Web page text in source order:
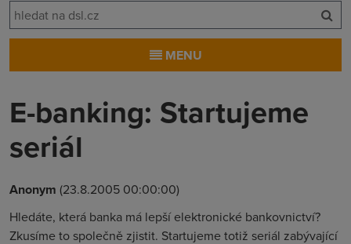
MENU
E-banking: Startujeme
seriál
Anonym (23.8.2005 00:00:00)
Hledáte, která banka má lepší elektronické bankovnictví?
Zkusíme to společně zjistit. Startujeme totiž seriál zabývající